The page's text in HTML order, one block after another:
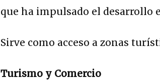
que ha impulsado el desarrollo
Sirve como acceso a zonas
Turismo y Comercio